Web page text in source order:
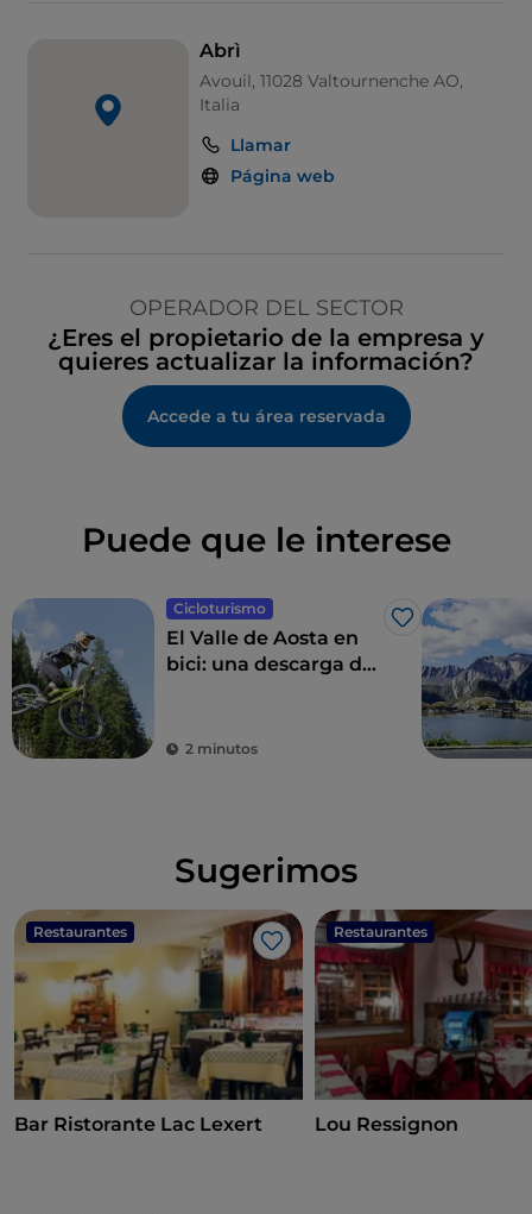
Abrì
Avouil, 11028 Valtournenche AO,
Italia
Llamar
Página web
OPERADOR DEL SECTOR
¿Eres el propietario de la empresa y
quieres actualizar la información?
Accede a tu área reservada
Puede que le interese
Cicloturismo
Me gusta
El Valle de Aosta en
bici: una descarga de
2 minutos
Sugerimos
Restaurantes
Me gusta
Bar Ristorante Lac Lexert
Restaurantes
Lou Ressignon